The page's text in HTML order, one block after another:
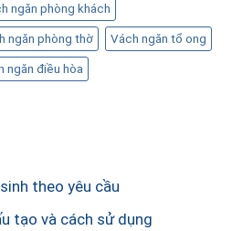
ngăn phòng khách
ngăn phòng thờ Vách ngăn tổ ong
ngăn điều hòa
theo yêu cầu
tạo và cách sử dụng